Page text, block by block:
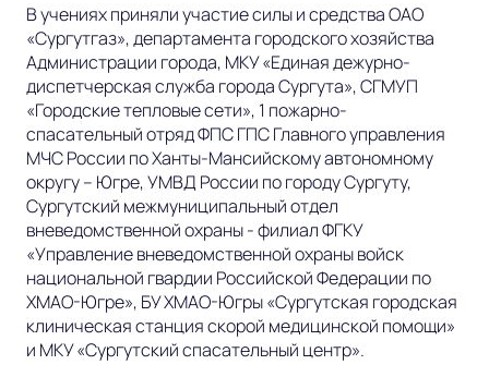
В учениях приняли участие силы и средства ОАО
«Сургутгаз», департамента городского хозяйства
Администрации города, МКУ «Единая дежурно-
диспетчерская служба города Сургута», СГМУП
«Городские тепловые сети», 1 пожарно-
спасательный отряд ФПС ГПС Главного управления
МЧС России по Ханты-Мансийскому автономному
округу – Югре, УМВД России по городу Сургуту,
Сургутский межмуниципальный отдел
вневедомственной охраны - филиал ФГКУ
«Управление вневедомственной охраны войск
национальной гвардии Российской Федерации по
ХМАО-Югре», БУ ХМАО-Югры «Сургутская городская
клиническая станция скорой медицинской помощи»
и МКУ «Сургутский спасательный центр».